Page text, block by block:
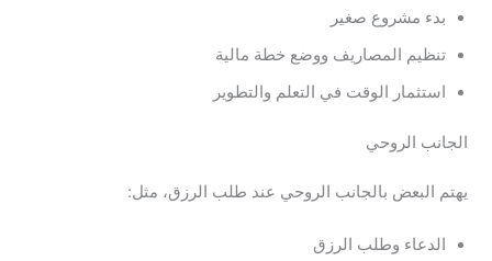
بدء مشروع صغير
تنظيم المصاريف ووضع خطة مالية
استثمار الوقت في التعلم والتطوير
الجانب الروحي
يهتم البعض بالجانب الروحي عند طلب الرزق، مثل:
الدعاء وطلب الرزق